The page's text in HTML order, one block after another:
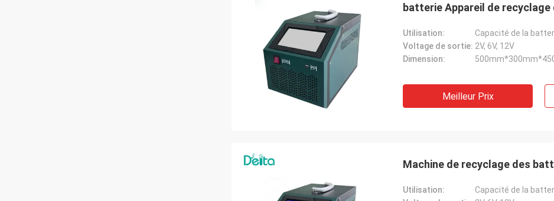
batterie Appareil de
Utilisation:
Voltage de sortie: 2V, 6V, 12V
Dimension:
Meilleur Prix
Machine de recyclage des
Utilisation: